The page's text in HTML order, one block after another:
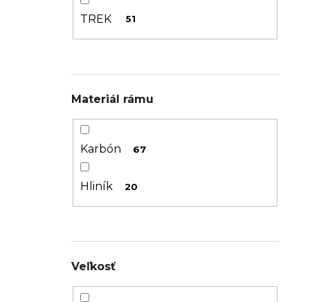
TREK 51
Materiál rámu
Karbón 67
Hliník 20
Veľkosť